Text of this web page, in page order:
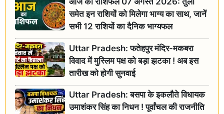
समेत इन राशियों को मिलेगा भाग्य का साथ, जानें
सभी 12 राशियों का दैनिक भाग्यफल
Uttar Pradesh: फतेहपुर मंदिर-मकबरा
विवाद में मुस्लिम पक्ष को बड़ा झटका ! अब इस
तारीख को होगी सुनवाई
Uttar Pradesh: बसपा के इकलौते विधायक
उमाशंकर सिंह का निधन ! पूर्वांचल की राजनीति